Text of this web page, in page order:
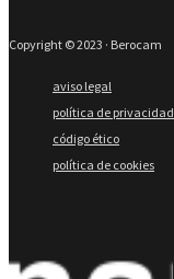
Copyright © 2023 · Berocam
aviso legal
política de privacidad
código ético
política de cookies